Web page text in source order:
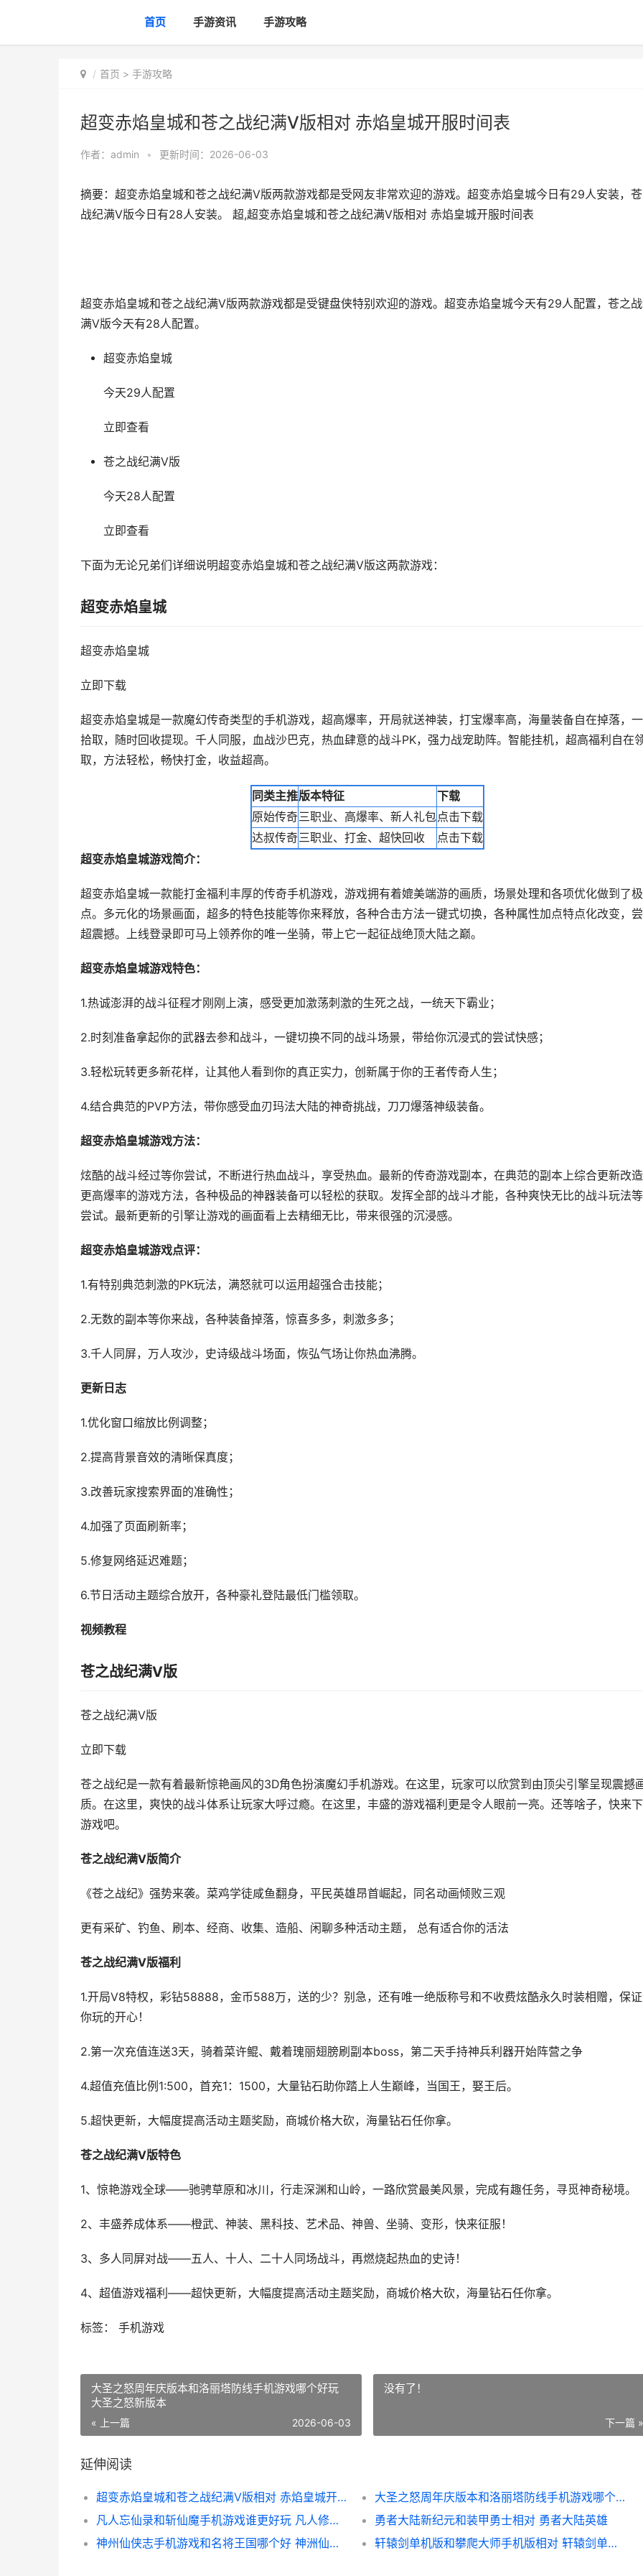
首页 手游资讯 手游攻略
首页 > 手游攻略
超变赤焰皇城和苍之战纪满V版相对 赤焰皇城开服时间表
作者： admin • 更新时间：2026-06-03
摘要：超变赤焰皇城和苍之战纪满V版两款游戏都是受网友非常欢迎的游戏。超变赤焰皇城今日有29人安装，
战纪满V版今日有28人安装。 超,超变赤焰皇城和苍之战纪满V版相对 赤焰皇城开服时间表
超变赤焰皇城和苍之战纪满V版两款游戏都是受键盘侠特别欢迎的游戏。超变赤焰皇城今天有29人配置，苍之
满V版今天有28人配置。
超变赤焰皇城
今天29人配置
立即查看
苍之战纪满V版
今天28人配置
立即查看
下面为无论兄弟们详细说明超变赤焰皇城和苍之战纪满V版这两款游戏：
超变赤焰皇城
超变赤焰皇城
立即下载
超变赤焰皇城是一款魔幻传奇类型的手机游戏，超高爆率，开局就送神装，打宝爆率高，海量装备自在掉落，
拾取，随时回收提现。千人同服，血战沙巴克，热血肆意的战斗PK，强力战宠助阵。智能挂机，超高福利自在
取，方法轻松，畅快打金，收益超高。
同类主推版本特征
下载
原始传奇三职业、高爆率、新人礼包点击下载
达叔传奇三职业、打金、超快回收
点击下载
超变赤焰皇城游戏简介：
超变赤焰皇城一款能打金福利丰厚的传奇手机游戏，游戏拥有着媲美端游的画质，场景处理和各项优化做到了极
点。多元化的场景画面，超多的特色技能等你来释放，各种合击方法一键式切换，各种属性加点特点化改变，
超震撼。上线登录即可马上领养你的唯一坐骑，带上它一起征战绝顶大陆之巅。
超变赤焰皇城游戏特色：
1.热诚澎湃的战斗征程才刚刚上演，感受更加激荡刺激的生死之战，一统天下霸业；
2.时刻准备拿起你的武器去参和战斗，一键切换不同的战斗场景，带给你沉浸式的尝试快感；
3.轻松玩转更多新花样，让其他人看到你的真正实力，创新属于你的王者传奇人生；
4.结合典范的PVP方法，带你感受血刃玛法大陆的神奇挑战，刀刀爆落神级装备。
超变赤焰皇城游戏方法：
炫酷的战斗经过等你尝试，不断进行热血战斗，享受热血。最新的传奇游戏副本，在典范的副本上综合更新改
更高爆率的游戏方法，各种极品的神器装备可以轻松的获取。发挥全部的战斗才能，各种爽快无比的战斗玩法
尝试。最新更新的引擎让游戏的画面看上去精细无比，带来很强的沉浸感。
超变赤焰皇城游戏点评：
1.有特别典范刺激的PK玩法，满怒就可以运用超强合击技能；
2.无数的副本等你来战，各种装备掉落，惊喜多多，刺激多多；
3.千人同屏，万人攻沙，史诗级战斗场面，恢弘气场让你热血沸腾。
更新日志
1.优化窗口缩放比例调整；
2.提高背景音效的清晰保真度；
3.改善玩家搜索界面的准确性；
4.加强了页面刷新率；
5.修复网络延迟难题；
6.节日活动主题综合放开，各种豪礼登陆最低门槛领取。
视频教程
苍之战纪满V版
苍之战纪满V版
立即下载
苍之战纪是一款有着最新惊艳画风的3D角色扮演魔幻手机游戏。在这里，玩家可以欣赏到由顶尖引擎呈现震撼
质。在这里，爽快的战斗体系让玩家大呼过瘾。在这里，丰盛的游戏福利更是令人眼前一亮。还等啥子，快来
游戏吧。
苍之战纪满V版简介
《苍之战纪》强势来袭。菜鸡学徒咸鱼翻身，平民英雄昂首崛起，同名动画倾败三观
更有采矿、钓鱼、刷本、经商、收集、造船、闲聊多种活动主题， 总有适合你的活法
苍之战纪满V版福利
1.开局V8特权，彩钻58888，金币588万，送的少？别急，还有唯一绝版称号和不收费炫酷永久时装相赠，保
你玩的开心！
2.第一次充值连送3天，骑着菜许鲲、戴着瑰丽翅膀刷副本boss，第二天手持神兵利器开始阵营之争
4.超值充值比例1:500，首充1：1500，大量钻石助你踏上人生巅峰，当国王，娶王后。
5.超快更新，大幅度提高活动主题奖励，商城价格大砍，海量钻石任你拿。
苍之战纪满V版特色
1、惊艳游戏全球——驰骋草原和冰川，行走深渊和山岭，一路欣赏最美风景，完成有趣任务，寻觅神奇秘境。
2、丰盛养成体系——橙武、神装、黑科技、艺术品、神兽、坐骑、变形，快来征服！
3、多人同屏对战——五人、十人、二十人同场战斗，再燃烧起热血的史诗！
4、超值游戏福利——超快更新，大幅度提高活动主题奖励，商城价格大砍，海量钻石任你拿。
标签： 手机游戏
大圣之怒周年庆版本和洛丽塔防线手机游戏哪个好玩
大圣之怒新版本
« 上一篇 2026-06-03
没有了！
下一篇 »
延伸阅读
超变赤焰皇城和苍之战纪满V版相对 赤焰皇城开服时间表
大圣之怒周年庆版本和洛丽塔防线手机游戏哪个好玩 大圣之怒新版本
凡人忘仙录和斩仙魔手机游戏谁更好玩 凡人修仙传忘语百度百科
勇者大陆新纪元和装甲勇士相对 勇者大陆英雄
神州仙侠志手机游戏和名将王国哪个好 神洲仙侠录百度网盘下载
轩辕剑单机版和攀爬大师手机版相对 轩辕剑单机游戏哪个好玩